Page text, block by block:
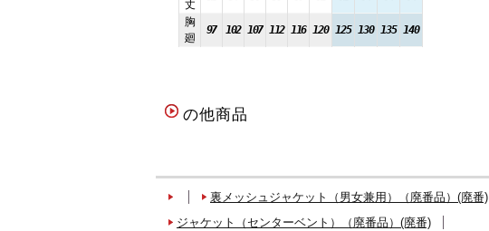
丈
胸
廻
97 102 107 112 116 120 125 130 135 140
の他商品
裏メッシュジャケット（男女兼用）（廃番品）(廃番)
ジャケット（センターベント）（廃番品）(廃番)